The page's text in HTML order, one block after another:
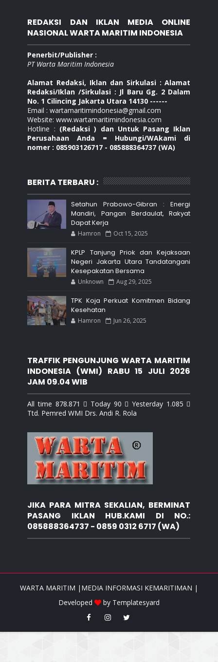
REDAKSI DAN IKLAN MEDIA ONLINE
NASIONAL WARTA MARITIM INDONESIA
Penerbit/Publisher :
PT Warta Maritim Indonesia
Alamat Redaksi, Iklan dan Sirkulasi : Alamat
Redaksi/Iklan /Sirkulasi : Jl Baru Gg. 2 Dalam
No. 1 Cilincing Jakarta Utara 14130 ------
Email : wartamaritimindonesia@gmail.com
Website: www.wartamaritimindonesia.com
Hotline : (Redaksi ) dan Untuk Pasang Iklan
Perusahaan Anda = Hubungi/WAkami di
nomer : 085903126717 - 085888364737 (WA)
BERITA TERBARU :
Setahun Prabowo-Gibran : Energi
Mandiri, Pangan Berdaulat, Rakyat
Dapat Kerja
Hamron Oct 15, 2025
KPLP Tanjung Priok dan Kejaksaan
Negeri Jakarta Utara Tandatangani
Kesepakatan Bersama
Unknown Aug 29, 2025
TPK Koja Perkuat Komitmen Bidang
Kesehatan
Hamron Jun 26, 2025
TRAFFIK PENGUNJUNG WARTA MARITIM
INDONESIA (WMI) RABU 15 JULI 2026
JAM 09.04 WIB
All time 878.871  Today 90  Yesterday 1.085 
Ttd. Pemred WMI Drs. Andi R. Rola
JIKA PARA MITRA SEKALIAN, BERMINAT
PASANG IKLAN HUB.KAMI DI NO.:
085888364737 - 0859 0312 6717 (WA)
WARTA MARITIM |MEDIA INFORMASI KEMARITIMAN |
Developed
by Templatesyard